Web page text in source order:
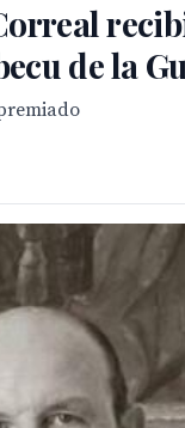
de la